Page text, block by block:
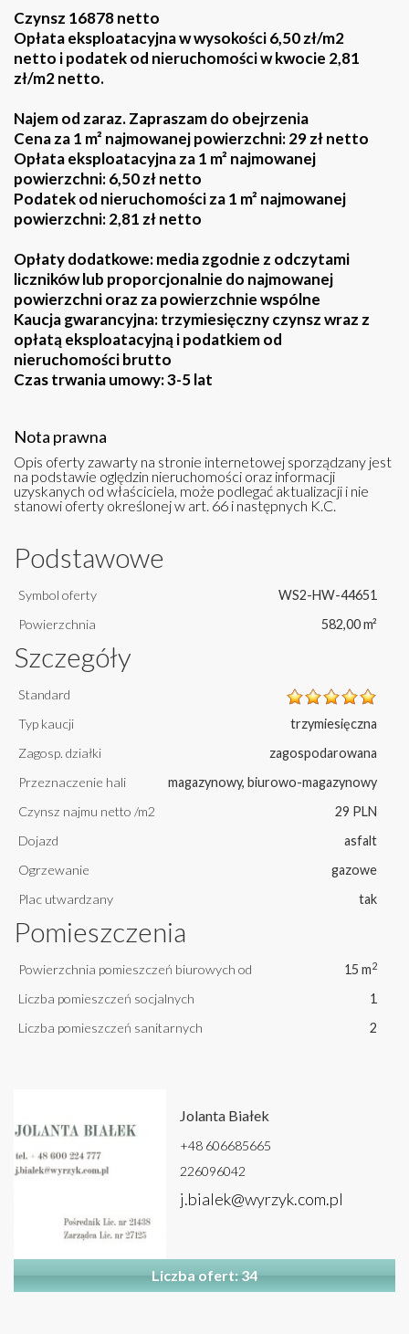
Czynsz 16878 netto
Opłata eksploatacyjna w wysokości 6,50 zł/m2
netto i podatek od nieruchomości w kwocie 2,81
zł/m2 netto.
Najem od zaraz. Zapraszam do obejrzenia
Cena za 1 m² najmowanej powierzchni: 29 zł netto
Opłata eksploatacyjna za 1 m² najmowanej
powierzchni: 6,50 zł netto
Podatek od nieruchomości za 1 m² najmowanej
powierzchni: 2,81 zł netto
Opłaty dodatkowe: media zgodnie z odczytami
liczników lub proporcjonalnie do najmowanej
powierzchni oraz za powierzchnie wspólne
Kaucja gwarancyjna: trzymiesięczny czynsz wraz z
opłatą eksploatacyjną i podatkiem od
nieruchomości brutto
Czas trwania umowy: 3-5 lat
Nota prawna
Opis oferty zawarty na stronie internetowej sporządzany jest
na podstawie oględzin nieruchomości oraz informacji
uzyskanych od właściciela, może podlegać aktualizacji i nie
stanowi oferty określonej w art. 66 i następnych K.C.
Podstawowe
Symbol oferty
WS2-HW-44651
Powierzchnia
582,00 m²
Szczegóły
Standard
Typ kaucji
trzymiesięczna
Zagosp. działki
zagospodarowana
Przeznaczenie hali
magazynowy, biurowo-magazynowy
Czynsz najmu netto /m2
29 PLN
Dojazd
asfalt
Ogrzewanie
gazowe
Plac utwardzany
tak
Pomieszczenia
Powierzchnia pomieszczeń biurowych od 15 m2
Liczba pomieszczeń socjalnych
1
Liczba pomieszczeń sanitarnych
2
Jolanta Białek
+48 606685665
226096042
j.bialek@wyrzyk.com.pl
Liczba ofert: 34